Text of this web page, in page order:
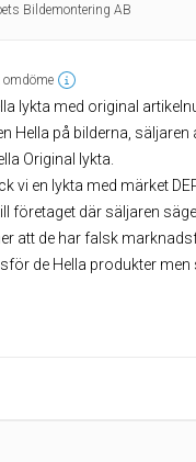
Bildemontering AB
omdöme
lykta med original
Hella på bilderna,
Original lykta.
vi en lykta med märket
företaget där säljaren
att de har falsk
de Hella produkter men